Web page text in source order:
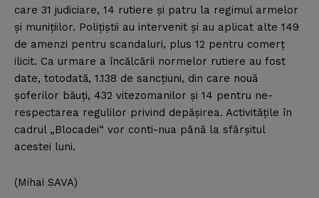
care 31 judiciare, 14 rutiere şi patru la regimul armelor
şi muniţiilor. Poliţiştii au intervenit şi au aplicat alte 149
de amenzi pentru scandaluri, plus 12 pentru comerţ
ilicit. Ca urmare a încălcării normelor rutiere au fost
date, totodată, 1.138 de sancţiuni, din care nouă
şoferilor băuţi, 432 vitezomanilor şi 14 pentru ne-
respectarea regulilor privind depăşirea. Activităţile în
cadrul „Blocadei“ vor conti-nua până la sfârşitul
acestei luni.
(Mihai SAVA)